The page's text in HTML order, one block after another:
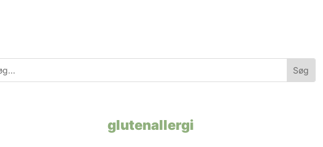
glutenallergi